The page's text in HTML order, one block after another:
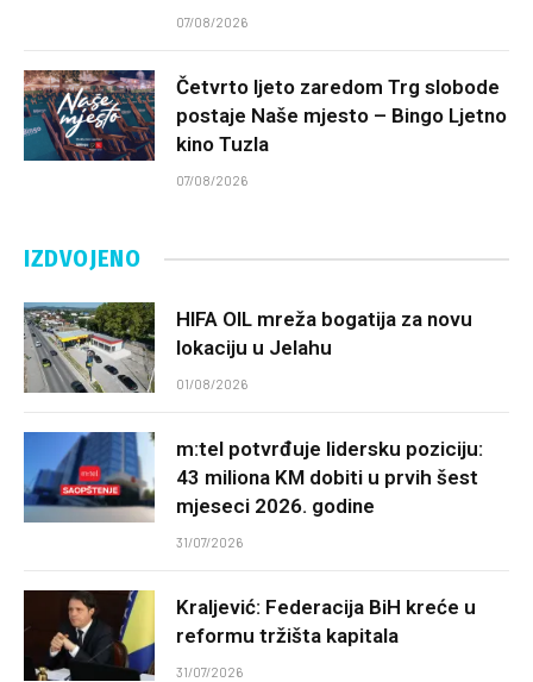
07/08/2026
Četvrto ljeto zaredom Trg slobode
postaje Naše mjesto – Bingo Ljetno
kino Tuzla
07/08/2026
IZDVOJENO
HIFA OIL mreža bogatija za novu
lokaciju u Jelahu
01/08/2026
m:tel potvrđuje lidersku poziciju:
43 miliona KM dobiti u prvih šest
mjeseci 2026. godine
31/07/2026
Kraljević: Federacija BiH kreće u
reformu tržišta kapitala
31/07/2026